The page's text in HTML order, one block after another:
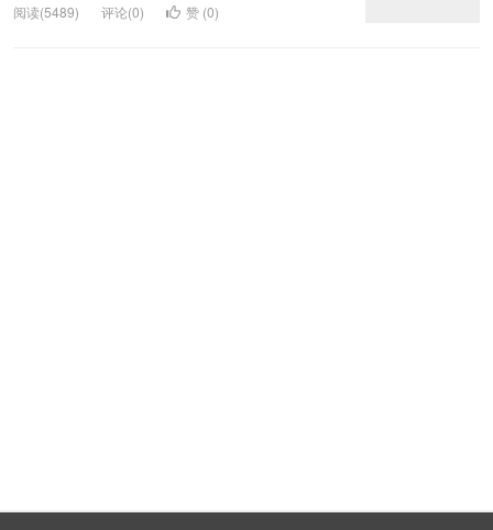
阅读(5489)
评论(0) 赞 (0)